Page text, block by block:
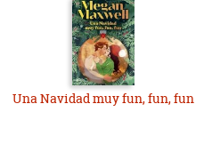
Una Navidad muy fun, fun, fun